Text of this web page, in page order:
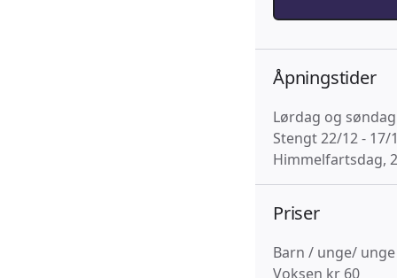
Åpningstider
Lørdag og
Stengt 22/12 -
Himmelfartsdag,
Priser
Barn / unge/
Voksen kr 60